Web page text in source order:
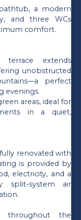
a modern
and three WCs
comfort.
extends
unobstructed
perfect
evenings.
areas, ideal for
in a quiet,
renovated with
is provided by
electricity, and a
split-system air
the